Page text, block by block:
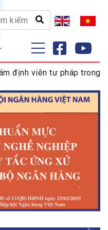
CỨU
viên tư pháp trong lĩnh